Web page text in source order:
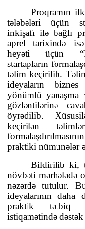
Proqramın
tələbələri üçün
inkişafı ilə bağlı
aprel tarixində isə
heyəti üçün
startapların
təlim keçirilib.
ideyaların
yönümlü yanaşma
gözləntilərinə
öyrədilib.
keçirilən
praktiki nümunələr
Bildirilib ki,
növbəti mərhələdə
nəzərdə tutulur.
ideyalarının
praktik tətbiq
istiqamətində